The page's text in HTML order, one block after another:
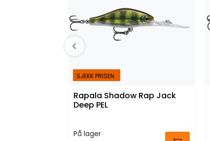
SJEKK PRISEN
Rapala Shadow Rap Jack
Deep PEL
På lager